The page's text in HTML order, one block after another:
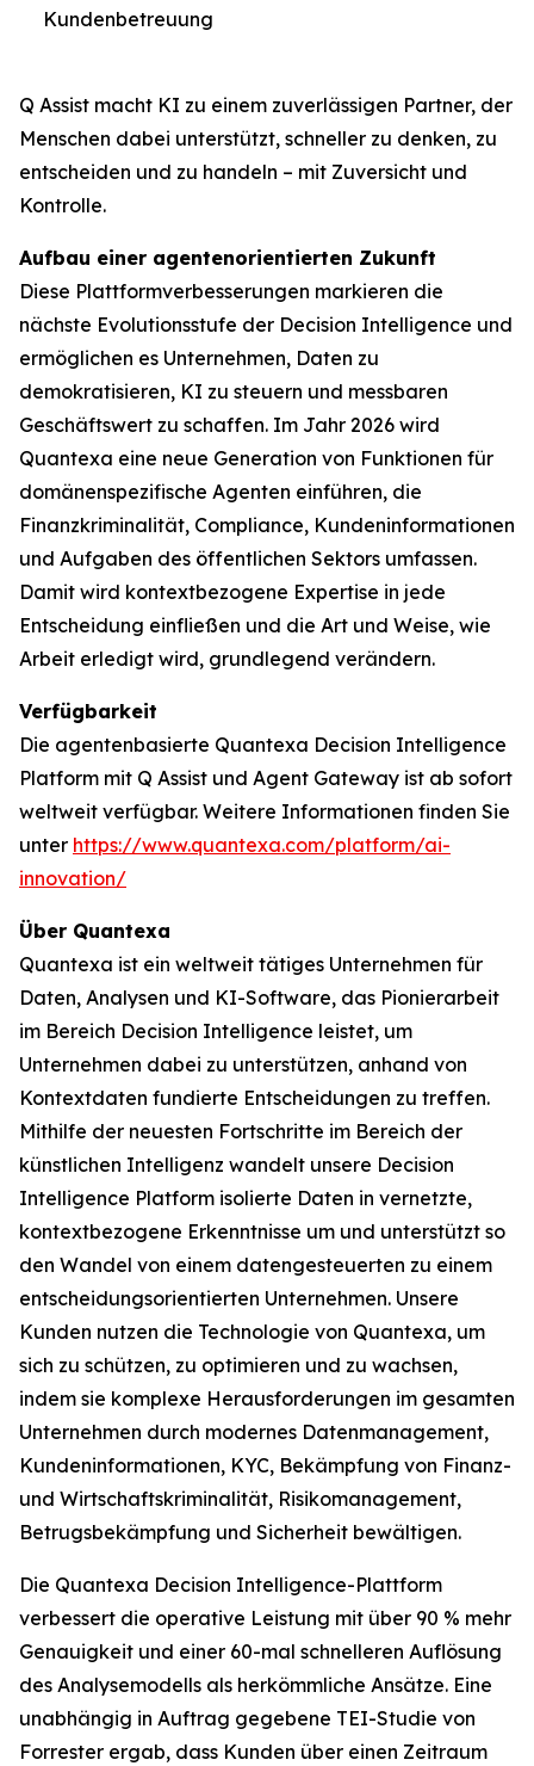
Kundenbetreuung
Q Assist macht KI zu einem zuverlässigen Partner, der
Menschen dabei unterstützt, schneller zu denken, zu
entscheiden und zu handeln – mit Zuversicht und
Kontrolle.
Aufbau einer agentenorientierten Zukunft
Diese Plattformverbesserungen markieren die
nächste Evolutionsstufe der Decision Intelligence und
ermöglichen es Unternehmen, Daten zu
demokratisieren, KI zu steuern und messbaren
Geschäftswert zu schaffen. Im Jahr 2026 wird
Quantexa eine neue Generation von Funktionen für
domänenspezifische Agenten einführen, die
Finanzkriminalität, Compliance, Kundeninformationen
und Aufgaben des öffentlichen Sektors umfassen.
Damit wird kontextbezogene Expertise in jede
Entscheidung einfließen und die Art und Weise, wie
Arbeit erledigt wird, grundlegend verändern.
Verfügbarkeit
Die agentenbasierte Quantexa Decision Intelligence
Platform mit Q Assist und Agent Gateway ist ab sofort
weltweit verfügbar. Weitere Informationen finden Sie
unter https://www.quantexa.com/platform/ai-
innovation/
Über Quantexa
Quantexa ist ein weltweit tätiges Unternehmen für
Daten, Analysen und KI-Software, das Pionierarbeit
im Bereich Decision Intelligence leistet, um
Unternehmen dabei zu unterstützen, anhand von
Kontextdaten fundierte Entscheidungen zu treffen.
Mithilfe der neuesten Fortschritte im Bereich der
künstlichen Intelligenz wandelt unsere Decision
Intelligence Platform isolierte Daten in vernetzte,
kontextbezogene Erkenntnisse um und unterstützt so
den Wandel von einem datengesteuerten zu einem
entscheidungsorientierten Unternehmen. Unsere
Kunden nutzen die Technologie von Quantexa, um
sich zu schützen, zu optimieren und zu wachsen,
indem sie komplexe Herausforderungen im gesamten
Unternehmen durch modernes Datenmanagement,
Kundeninformationen, KYC, Bekämpfung von Finanz-
und Wirtschaftskriminalität, Risikomanagement,
Betrugsbekämpfung und Sicherheit bewältigen.
Die Quantexa Decision Intelligence-Plattform
verbessert die operative Leistung mit über 90 % mehr
Genauigkeit und einer 60-mal schnelleren Auflösung
des Analysemodells als herkömmliche Ansätze. Eine
unabhängig in Auftrag gegebene TEI-Studie von
Forrester ergab, dass Kunden über einen Zeitraum